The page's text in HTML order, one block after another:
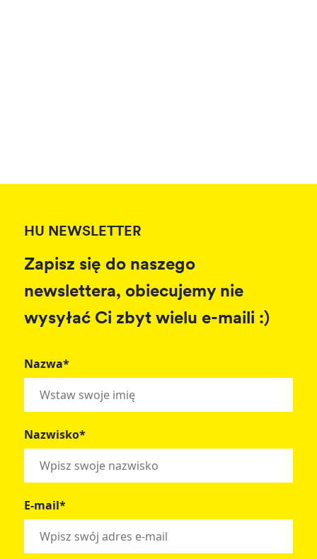
HU NEWSLETTER
Zapisz się do naszego
newslettera, obiecujemy nie
wysyłać Ci zbyt wielu e-maili :)
Nazwa*
Nazwisko*
E-mail*